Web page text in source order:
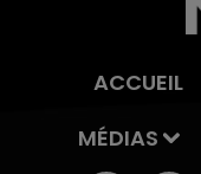
ACCUEIL
MÉDIAS